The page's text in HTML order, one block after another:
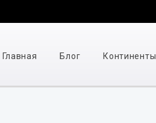
Главная Блог Континенты